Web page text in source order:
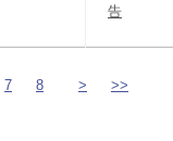
告
7 8 > >>